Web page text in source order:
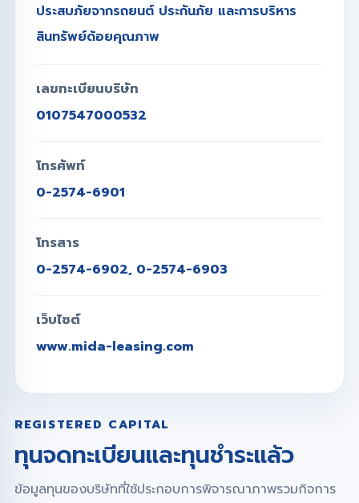
ประสบภัยจากรถยนต์ ประกันภัย และการบริหาร
สินทรัพย์ด้อยคุณภาพ
เลขทะเบียนบริษัท
0107547000532
โทรศัพท์
0-2574-6901
โทรสาร
0-2574-6902, 0-2574-6903
เว็บไซต์
www.mida-leasing.com
REGISTERED CAPITAL
ทุนจดทะเบียนและทุนชำระแล้ว
ข้อมูลทุนของบริษัทที่ใช้ประกอบการพิจารณาภาพรวมกิจการ